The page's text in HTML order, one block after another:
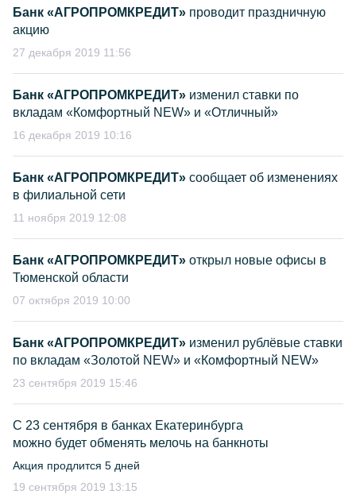
Банк «АГРОПРОМКРЕДИТ» проводит праздничную
акцию
27 декабря 2019 11:56
Банк «АГРОПРОМКРЕДИТ» изменил ставки по
вкладам «Комфортный NEW» и «Отличный»
16 декабря 2019 10:16
Банк «АГРОПРОМКРЕДИТ» сообщает об изменениях
в филиальной сети
11 ноября 2019 12:08
Банк «АГРОПРОМКРЕДИТ» открыл новые офисы в
Тюменской области
07 октября 2019 10:00
Банк «АГРОПРОМКРЕДИТ» изменил рублёвые ставки
по вкладам «Золотой NEW» и «Комфортный NEW»
23 сентября 2019 15:46
С 23 сентября в банках Екатеринбурга
можно будет обменять мелочь на банкноты
Акция продлится 5 дней
19 сентября 2019 13:15